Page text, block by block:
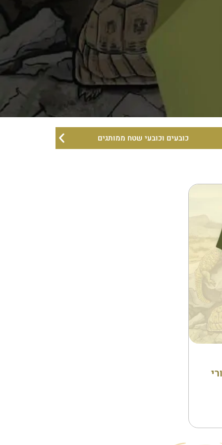
כובעים וכובעי שטח ממותגים